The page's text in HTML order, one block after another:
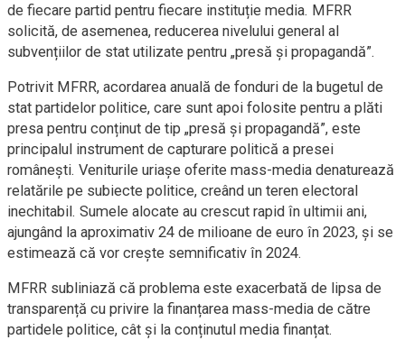
de fiecare partid pentru fiecare instituție media. MFRR
solicită, de asemenea, reducerea nivelului general al
subvențiilor de stat utilizate pentru „presă și propagandă”.
Potrivit MFRR, acordarea anuală de fonduri de la bugetul de
stat partidelor politice, care sunt apoi folosite pentru a plăti
presa pentru conținut de tip „presă și propagandă”, este
principalul instrument de capturare politică a presei
românești. Veniturile uriașe oferite mass-media denaturează
relatările pe subiecte politice, creând un teren electoral
inechitabil. Sumele alocate au crescut rapid în ultimii ani,
ajungând la aproximativ 24 de milioane de euro în 2023, și se
estimează că vor crește semnificativ în 2024.
MFRR subliniază că problema este exacerbată de lipsa de
transparență cu privire la finanțarea mass-media de către
partidele politice, cât și la conținutul media finanțat.